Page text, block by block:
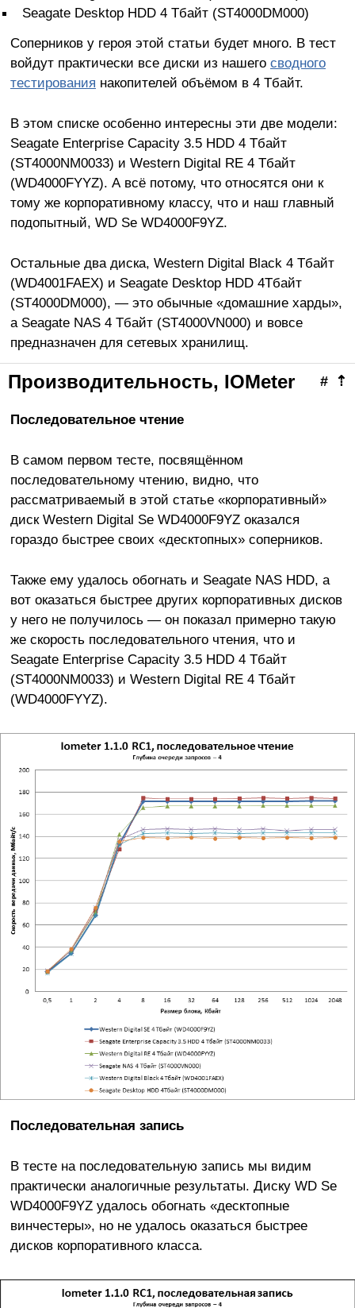
Seagate Desktop HDD 4 Тбайт (ST4000DM000)
Соперников у героя этой статьи будет много. В тест
войдут практически все диски из нашего сводного
тестирования накопителей объёмом в 4 Тбайт.
В этом списке особенно интересны эти две модели:
Seagate Enterprise Capacity 3.5 HDD 4 Тбайт
(ST4000NM0033) и Western Digital RE 4 Тбайт
(WD4000FYYZ). А всё потому, что относятся они к
тому же корпоративному классу, что и наш главный
подопытный, WD Se WD4000F9YZ.
Остальные два диска, Western Digital Black 4 Тбайт
(WD4001FAEX) и Seagate Desktop HDD 4Тбайт
(ST4000DM000), — это обычные «домашние харды»,
а Seagate NAS 4 Тбайт (ST4000VN000) и вовсе
предназначен для сетевых хранилищ.
⇡
#
Производительность, IOMeter
Последовательное чтение
В самом первом тесте, посвящённом
последовательному чтению, видно, что
рассматриваемый в этой статье «корпоративный»
диск Western Digital Se WD4000F9YZ оказался
гораздо быстрее своих «десктопных» соперников.
Также ему удалось обогнать и Seagate NAS HDD, а
вот оказаться быстрее других корпоративных дисков
у него не получилось — он показал примерно такую
же скорость последовательного чтения, что и
Seagate Enterprise Capacity 3.5 HDD 4 Тбайт
(ST4000NM0033) и Western Digital RE 4 Тбайт
(WD4000FYYZ).
Последовательная запись
В тесте на последовательную запись мы видим
практически аналогичные результаты. Диску WD Se
WD4000F9YZ удалось обогнать «десктопные
винчестеры», но не удалось оказаться быстрее
дисков корпоративного класса.